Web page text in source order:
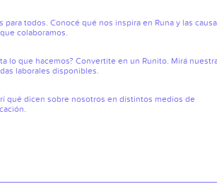
para todos. Conocé qué nos inspira en Runa y las
colaboramos.
lo que hacemos? Convertite en un Runito. Mirá
laborales disponibles.
qué dicen sobre nosotros en distintos medios de